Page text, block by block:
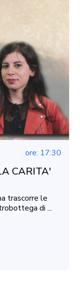
ore: 17:30
CARITA'
trascorre le
di ...